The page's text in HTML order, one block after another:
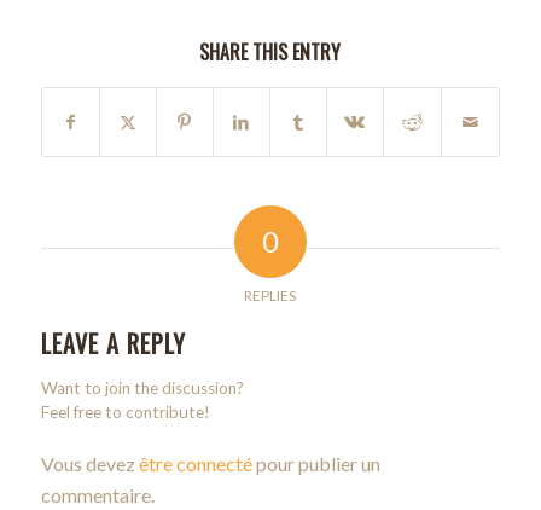
SHARE THIS ENTRY
0
REPLIES
LEAVE A REPLY
Want to join the discussion?
Feel free to contribute!
Vous devez être connectépour publier un
commentaire.